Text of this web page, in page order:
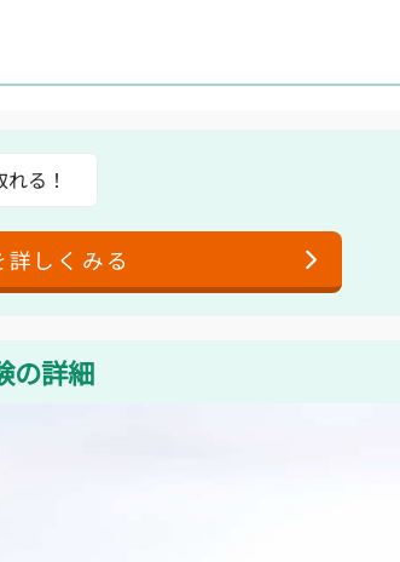
る！
しくみる
の詳細